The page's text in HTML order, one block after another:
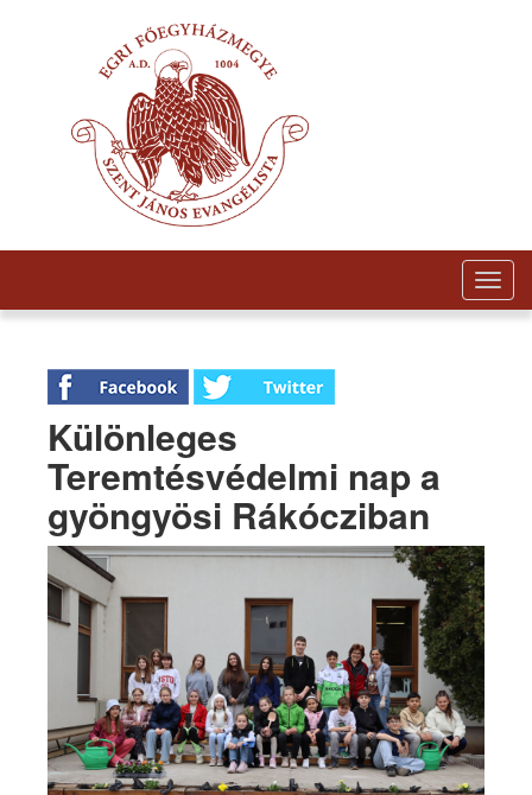
Különleges
Teremtésvédelmi nap a
gyöngyösi Rákócziban